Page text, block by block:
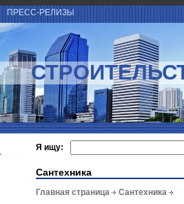
ПРЕСС-РЕЛИЗЫ
Я ищу:
Сантехника
Главная страница Сантехника